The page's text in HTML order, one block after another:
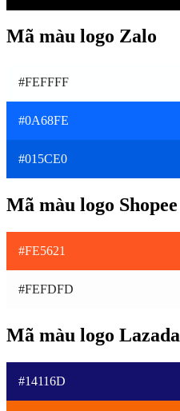
Mã màu logo Zalo
#FEFFFF
#0A68FE
#015CE0
Mã màu logo Shopee
#FE5621
#FEFDFD
Mã màu logo Lazada
#14116D